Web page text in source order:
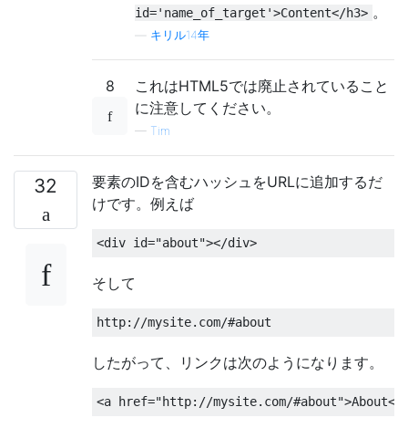
id='name_of_target'>Content</h3> 。
キリル14年
8
これはHTML5では廃止されていること
に注意してください。
— Tim
32
要素のIDを含むハッシュをURLに追加するだ
けです。例えば
<div id="about"></div>
そして
http://mysite.com/#about
したがって、リンクは次のようになります。
<a href="http://mysite.com/#about">About</